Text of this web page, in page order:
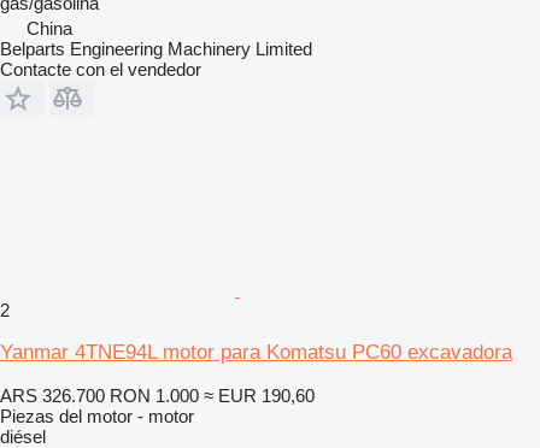
China
Belparts Engineering Machinery Limited
Contacte con el vendedor
2
Yanmar 4TNE94L motor para Komatsu PC60 excavadora
ARS 326.700 RON 1.000 ≈ EUR 190,60
Piezas del motor - motor
diésel